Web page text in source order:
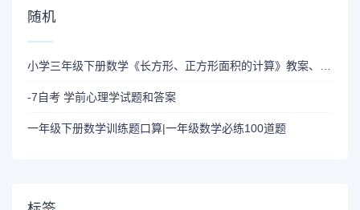
随机
小学三年级下册数学《长方形、正方形面积的计算》教案、教学反思及练习题
-7自考 学前心理学试题和答案
一年级下册数学训练题口算|一年级数学必练100道题